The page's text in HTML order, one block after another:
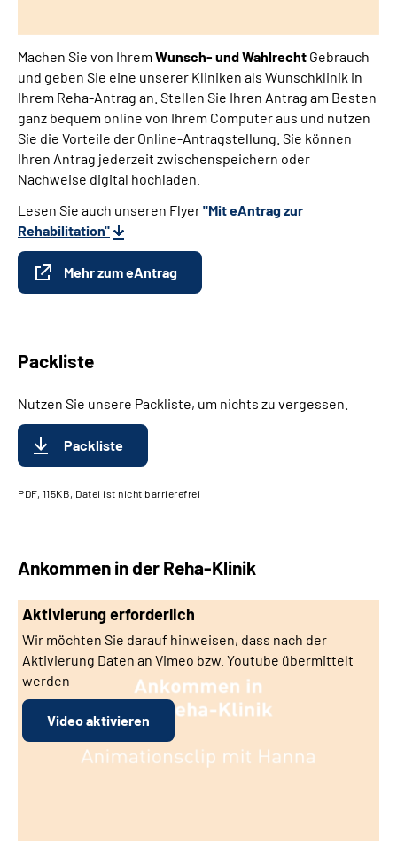
Machen Sie von Ihrem Wunsch- und Wahlrecht Gebrauch
und geben Sie eine unserer Kliniken als Wunschklinik in
Ihrem Reha-Antrag an. Stellen Sie Ihren Antrag am Besten
ganz bequem online von Ihrem Computer aus und nutzen
Sie die Vorteile der Online-Antragstellung. Sie können
Ihren Antrag jederzeit zwischenspeichern oder
Nachweise digital hochladen.
Lesen Sie auch unseren Flyer"Mit eAntrag zur
Rehabilitation"
Mehr zum eAntrag
Packliste
Nutzen Sie unsere Packliste, um nichts zu vergessen.
Packliste
PDF, 115KB, Datei ist nicht barrierefrei
Ankommen in der Reha-Klinik
Aktivierung erforderlich
Wir möchten Sie darauf hinweisen, dass nach der
Aktivierung Daten an Vimeo bzw. Youtube übermittelt
werden
Video aktivieren